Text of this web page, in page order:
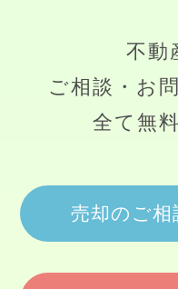
不動
ご相談・お
全て無
売却のご相